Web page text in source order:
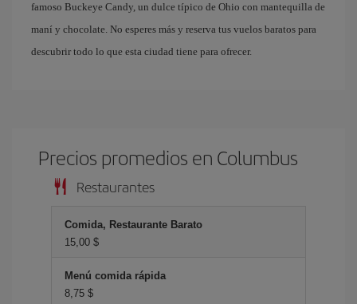
famoso Buckeye Candy, un dulce típico de Ohio con mantequilla de
maní y chocolate. No esperes más y reserva tus vuelos baratos para
descubrir todo lo que esta ciudad tiene para ofrecer.
Precios promedios en Columbus
Restaurantes
Comida, Restaurante Barato
15,00 $
Menú comida rápida
8,75 $